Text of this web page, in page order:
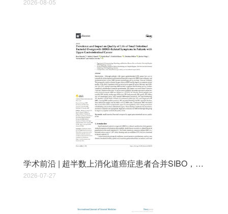
学术前沿 | 超半数上消化道癌症患者合并SIBO，七成生活质量受明显影响
2026-07-27